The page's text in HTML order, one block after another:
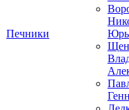
Печники